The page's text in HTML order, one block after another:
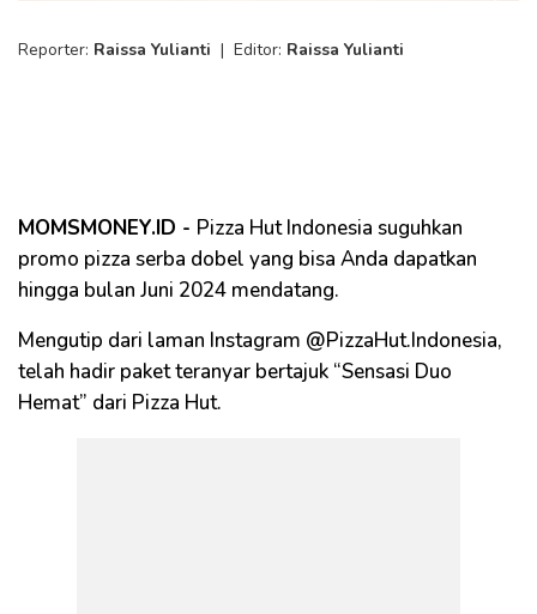
Reporter: Raissa Yulianti | Editor: Raissa Yulianti
MOMSMONEY.ID - Pizza Hut Indonesia suguhkan
promo pizza serba dobel yang bisa Anda dapatkan
hingga bulan Juni 2024 mendatang.
Mengutip dari laman Instagram @PizzaHut.Indonesia,
telah hadir paket teranyar bertajuk “Sensasi Duo
Hemat” dari Pizza Hut.